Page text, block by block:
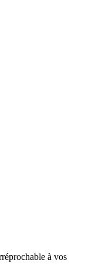
à vos